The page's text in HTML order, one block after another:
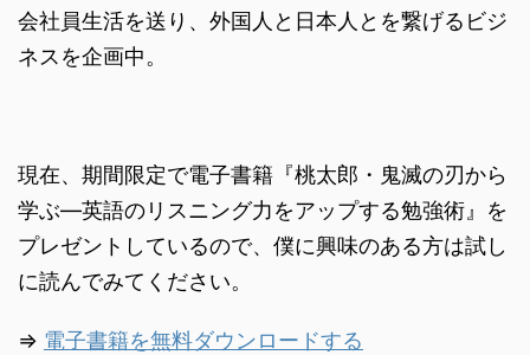
会社員生活を送り、外国人と日本人とを繋げるビジ
ネスを企画中。
現在、期間限定で電子書籍『桃太郎・鬼滅の刃から
学ぶ―英語のリスニング力をアップする勉強術』を
プレゼントしているので、僕に興味のある方は試し
に読んでみてください。
⇒ 電子書籍を無料ダウンロードする